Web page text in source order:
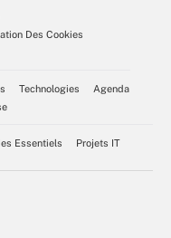
Des Cookies
Technologies
Agenda
Essentiels Projets IT